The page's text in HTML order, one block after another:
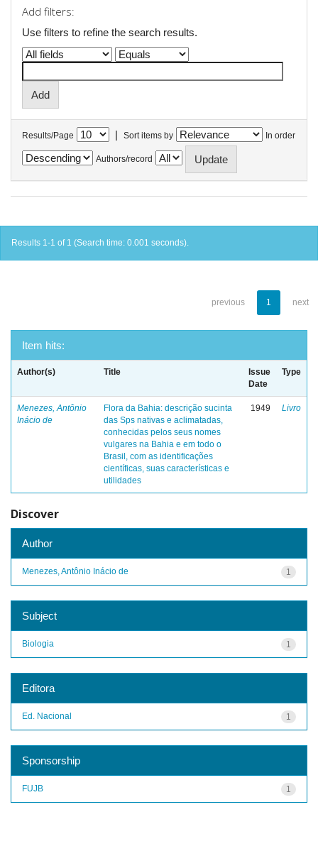
Add filters:
Use filters to refine the search results.
Results/Page | Sort items by In order
Authors/record
Results 1-1 of 1 (Search time: 0.001 seconds).
previous 1 next
Item hits:
Author(s) Title
Issue
Date
Type
Menezes, Antônio
Inácio de
Flora da Bahia: descrição sucinta
das Sps nativas e aclimatadas,
conhecidas pelos seus nomes
vulgares na Bahia e em todo o
Brasil, com as identificações
científicas, suas características e
utilidades
1949 Livro
Discover
Author
1
Menezes, Antônio Inácio de
Subject
1
Biologia
Editora
1
Ed. Nacional
Sponsorship
1
FUJB